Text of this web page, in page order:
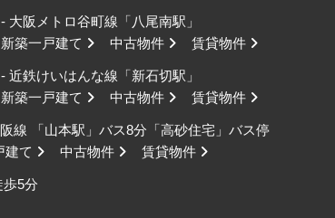
- 大阪メトロ谷町線「八尾南駅」
新築一戸建て
中古物件 賃貸物件
- 近鉄けいはんな線「新石切駅」
新築一戸建て
中古物件 賃貸物件
線 「山本駅」バス8分「高砂住宅」バス停
建て
中古物件 賃貸物件
5分